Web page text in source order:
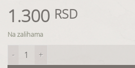
1.300 RSD
Na zalihama
Kutije-set od 3 komada količina